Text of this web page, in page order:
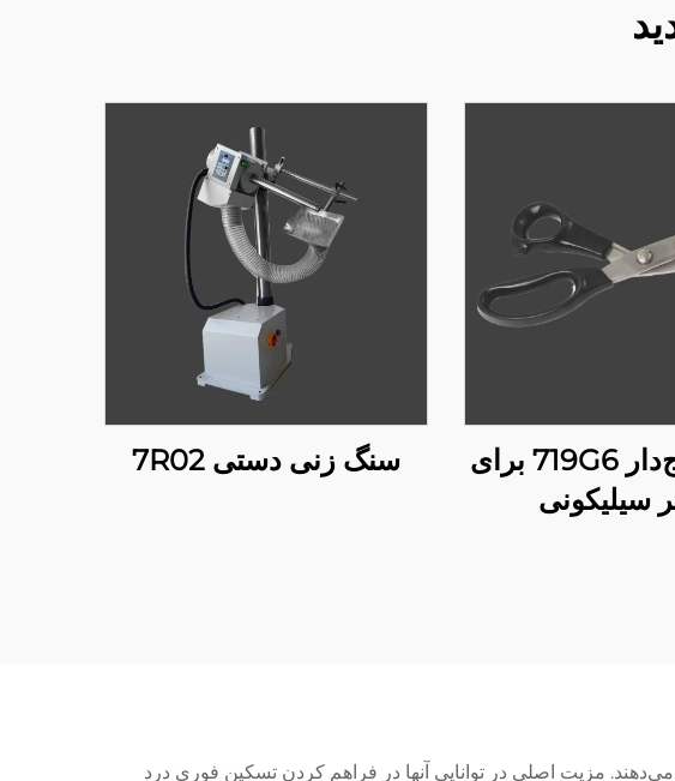
قیچی موج‌دار 719G6 برای
سیلیکونی
سنگ زنی دستی 7R02
مزیت اصلی در توانایی آنها در فراهم کردن تسکین فوری درد